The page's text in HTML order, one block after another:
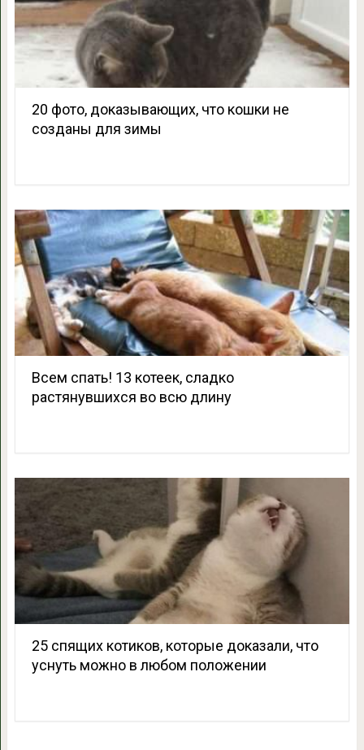
20 фото, доказывающих, что кошки не
созданы для зимы
Всем спать! 13 котеек, сладко
растянувшихся во всю длину
25 спящих котиков, которые доказали, что
уснуть можно в любом положении